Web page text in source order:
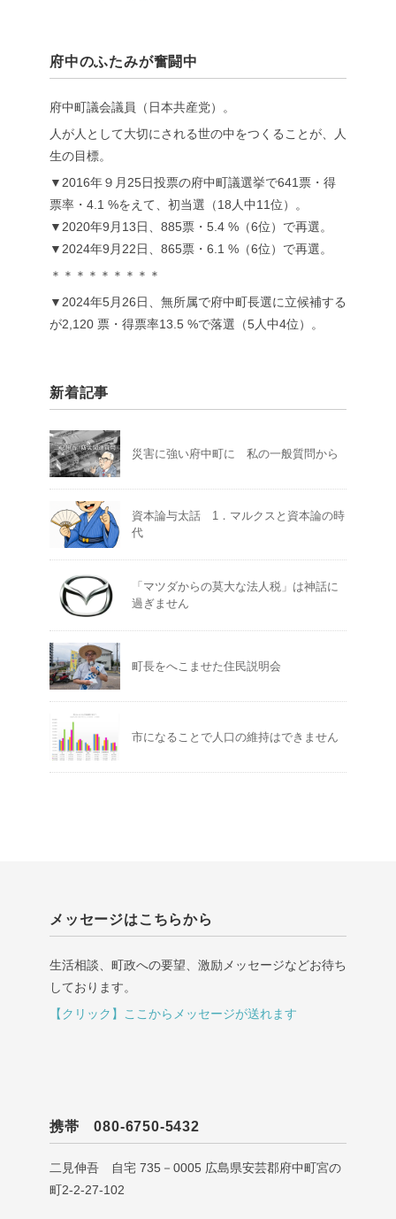
府中のふたみが奮闘中
府中町議会議員（日本共産党）。
人が人として大切にされる世の中をつくることが、人
生の目標。
▼2016年９月25日投票の府中町議選挙で641票・得
票率・4.1 %をえて、初当選（18人中11位）。
▼2020年9月13日、885票・5.4 %（6位）で再選。
▼2024年9月22日、865票・6.1 %（6位）で再選。
＊＊＊＊＊＊＊＊＊
▼2024年5月26日、無所属で府中町長選に立候補する
が2,120 票・得票率13.5 %で落選（5人中4位）。
新着記事
災害に強い府中町に 私の一般質問から
資本論与太話 1．マルクスと資本論の時
代
「マツダからの莫大な法人税」は神話に
過ぎません
町長をへこませた住民説明会
市になることで人口の維持はできません
メッセージはこちらから
生活相談、町政への要望、激励メッセージなどお待ち
しております。
【クリック】ここからメッセージが送れます
携帯 080-6750-5432
二見伸吾 自宅 735－0005 広島県安芸郡府中町宮の
町2-2-27-102